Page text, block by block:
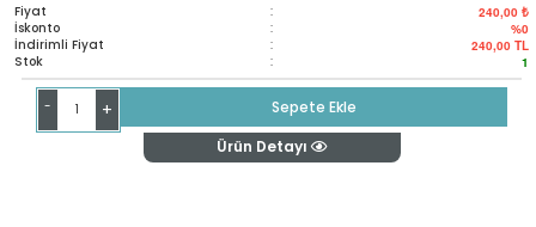
Fiyat : 240,00 ₺
İskonto : %0
İndirimli Fiyat : 240,00 TL
Stok : 1
- +
Sepete Ekle
Ürün Detayı